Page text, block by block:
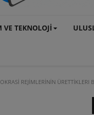
VE TEKNOLOJİ
REJİMLERİNİN ÜRETTİKLERI